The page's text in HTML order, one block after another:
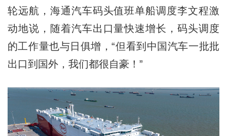
轮远航，海通汽车码头值班单船调度李文程激
动地说，随着汽车出口量快速增长，码头调度
的工作量也与日俱增，“但看到中国汽车一批批
出口到国外，我们都很自豪！”